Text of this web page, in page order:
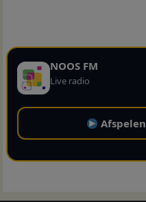
NOOS FM
Live radio
Afspelen